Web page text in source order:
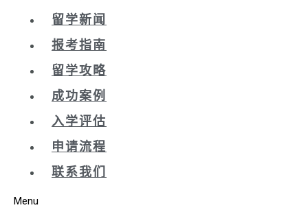
留学新闻
报考指南
留学攻略
成功案例
入学评估
申请流程
联系我们
Menu